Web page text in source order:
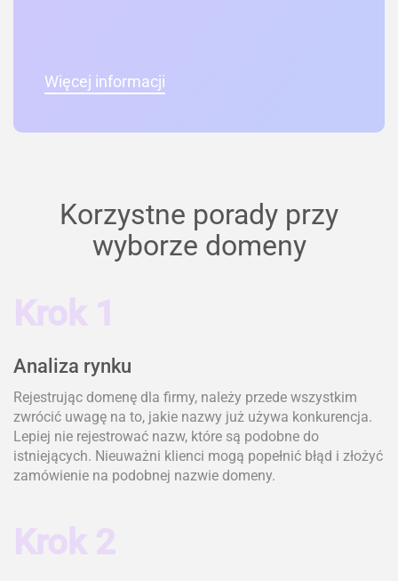
Więcej informacji
Korzystne porady przy
wyborze domeny
Krok 1
Analiza rynku
Rejestrując domenę dla firmy, należy przede wszystkim
zwrócić uwagę na to, jakie nazwy już używa konkurencja.
Lepiej nie rejestrować nazw, które są podobne do
istniejących. Nieuważni klienci mogą popełnić błąd i złożyć
zamówienie na podobnej nazwie domeny.
Krok 2